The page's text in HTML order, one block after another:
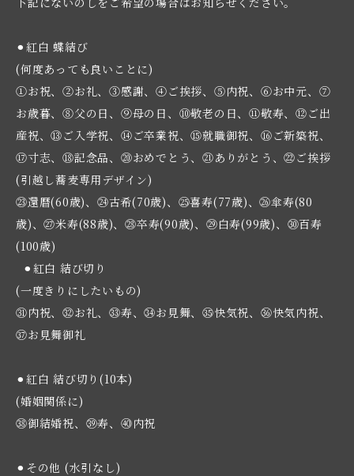
⚫︎紅白 蝶結び
(何度あっても良いことに)
①お祝、②お礼、③感謝、④ご挨拶、⑤内祝、⑥お中元、⑦
お歳暮、⑧父の日、⑨母の日、⑩敬老の日、⑪敬寿、⑫ご出
産祝、⑬ご入学祝、⑭ご卒業祝、⑮就職御祝、⑯ご新築祝、
⑰寸志、⑱記念品、⑳おめでとう、㉑ありがとう、㉒ご挨拶
(引越し蕎麦専用デザイン)
㉓還暦(60歳)、㉔古希(70歳)、㉕喜寿(77歳)、㉖傘寿(80
歳)、㉗米寿(88歳)、㉘卒寿(90歳)、㉙白寿(99歳)、㉚百寿
(100歳)
⚫︎紅白 結び切り
(一度きりにしたいもの)
㉛内祝、㉜お礼、㉝寿、㉞お見舞、㉟快気祝、㊱快気内祝、
㊲お見舞御礼
⚫︎紅白 結び切り(10本)
(婚姻関係に)
㊳御結婚祝、㊴寿、㊵内祝
⚫︎その他 (水引なし)